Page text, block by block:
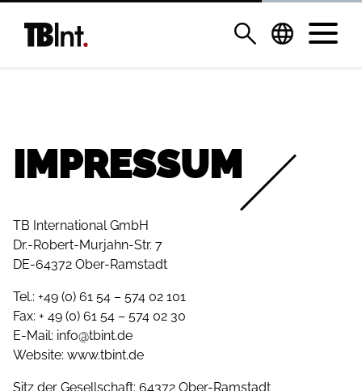
IMPRESSUM
TB International GmbH
Dr.-Robert-Murjahn-Str. 7
DE-64372 Ober-Ramstadt
Tel.: +49 (0) 61 54 – 574 02 101
Fax: + 49 (0) 61 54 – 574 02 30
E-Mail: info@tbint.de
Website: www.tbint.de
Sitz der Gesellschaft: 64372 Ober-Ramstadt